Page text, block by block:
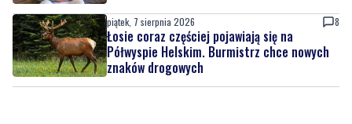
piątek, 7 sierpnia 2026 8
Łosie coraz częściej pojawiają się na
Półwyspie Helskim. Burmistrz chce nowych
znaków drogowych